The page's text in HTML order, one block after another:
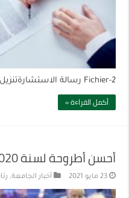
Fichier-2 رسالة الاستشارةتنزيل
أكمل القراءة »
أحسن أطروحة لسنة 2020
23 مايو 2021 أخبار الجامعة,